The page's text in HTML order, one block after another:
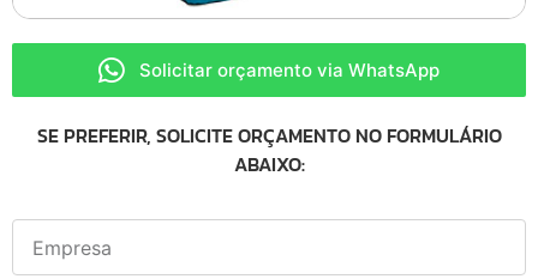
Solicitar orçamento via WhatsApp
SE PREFERIR, SOLICITE ORÇAMENTO NO FORMULÁRIO
ABAIXO: